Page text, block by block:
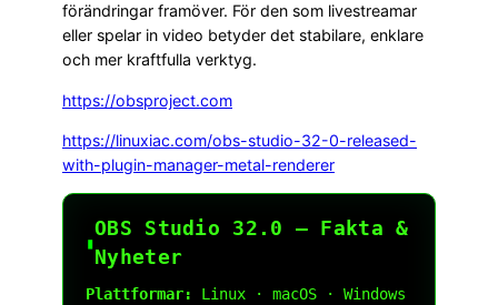
förändringar framöver. För den som livestreamar
eller spelar in video betyder det stabilare, enklare
och mer kraftfulla verktyg.
https://obsproject.com
https://linuxiac.com/obs-studio-32-0-released-
with-plugin-manager-metal-renderer
▮
OBS Studio 32.0 — Fakta &
Nyheter
Plattformar: